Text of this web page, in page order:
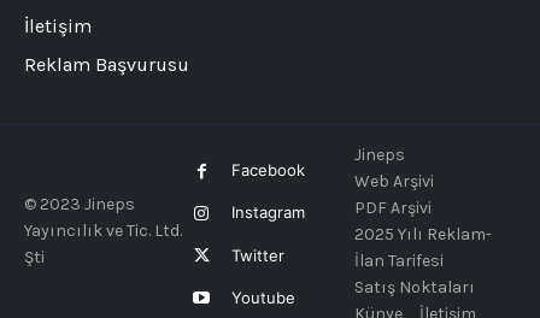
İletişim
Reklam Başvurusu
© 2023 Jineps
Yayıncılık ve Tic. Ltd.
Şti
Facebook
Instagram
Twitter
Youtube
Jineps
Web Arşivi
PDF Arşivi
2025 Yılı Reklam-
İlan Tarifesi
Satış Noktaları
Künye
İletişim